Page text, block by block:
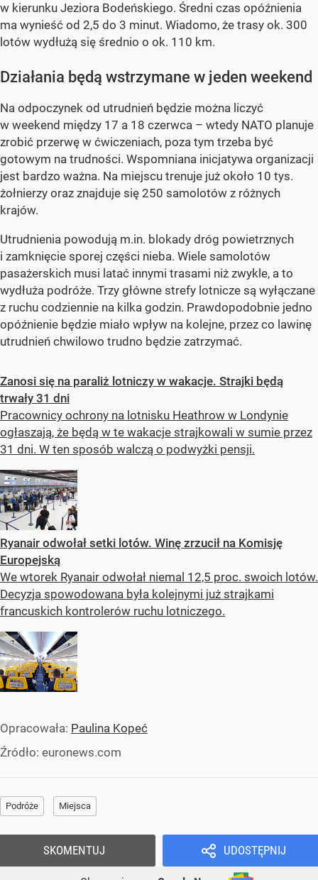
w kierunku Jeziora Bodeńskiego. Średni czas opóźnienia
ma wynieść od 2,5 do 3 minut. Wiadomo, że trasy ok. 300
lotów wydłużą się średnio o ok. 110 km.
Działania będą wstrzymane w jeden weekend
Na odpoczynek od utrudnień będzie można liczyć
w weekend między 17 a 18 czerwca – wtedy NATO planuje
zrobić przerwę w ćwiczeniach, poza tym trzeba być
gotowym na trudności. Wspomniana inicjatywa organizacji
jest bardzo ważna. Na miejscu trenuje już około 10 tys.
żołnierzy oraz znajduje się 250 samolotów z różnych
krajów.
Utrudnienia powodują m.in. blokady dróg powietrznych
i zamknięcie sporej części nieba. Wiele samolotów
pasażerskich musi latać innymi trasami niż zwykle, a to
wydłuża podróże. Trzy główne strefy lotnicze są wyłączane
z ruchu codziennie na kilka godzin. Prawdopodobnie jedno
opóźnienie będzie miało wpływ na kolejne, przez co lawinę
utrudnień chwilowo trudno będzie zatrzymać.
Zanosi się na paraliż lotniczy w wakacje. Strajki będą
trwały 31 dni
Pracownicy ochrony na lotnisku Heathrow w Londynie
ogłaszają, że będą w te wakacje strajkowali w sumie przez
31 dni. W ten sposób walczą o podwyżki pensji.
Ryanair odwołał setki lotów. Winę zrzucił na Komisję
Europejską
We wtorek Ryanair odwołał niemal 12,5 proc. swoich lotów.
Decyzja spowodowana była kolejnymi już strajkami
francuskich kontrolerów ruchu lotniczego.
Opracowała: Paulina Kopeć
Źródło: euronews.com
Podróże Miejsca
UDOSTĘPNIJ
SKOMENTUJ